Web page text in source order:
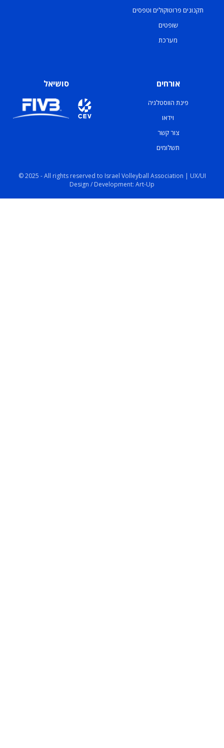
תקנונים פרוטוקולים וטפסים
שופטים
מערכת
אורחים
פינת הווסטלגיה
וידאו
צור קשר
תשלומים
סושיאל
© 2025 - All rights reserved to Israel Volleyball Association | UX/UI
Design / Development: Art-Up